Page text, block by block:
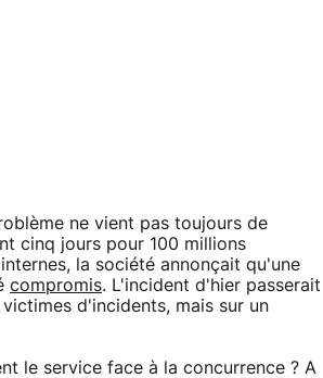
ne vient pas toujours de
cinq jours pour 100 millions
la société annonçait qu'une
compromis. L'incident d'hier passerait
d'incidents, mais sur un
le service face à la concurrence ? A